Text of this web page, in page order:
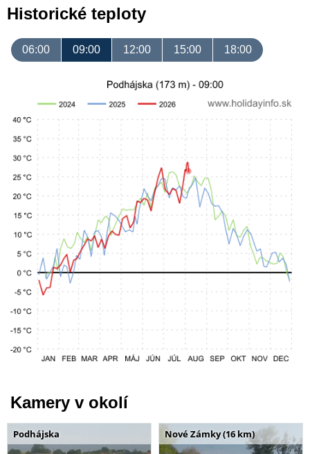
Historické teploty
06:00 09:00 12:00 15:00 18:00
Kamery v okolí
Podhájska Nové Zámky (16 km)